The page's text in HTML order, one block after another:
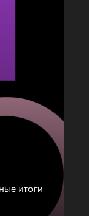
итоги